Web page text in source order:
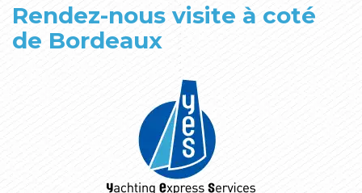
Rendez-nous visite à coté
de Bordeaux